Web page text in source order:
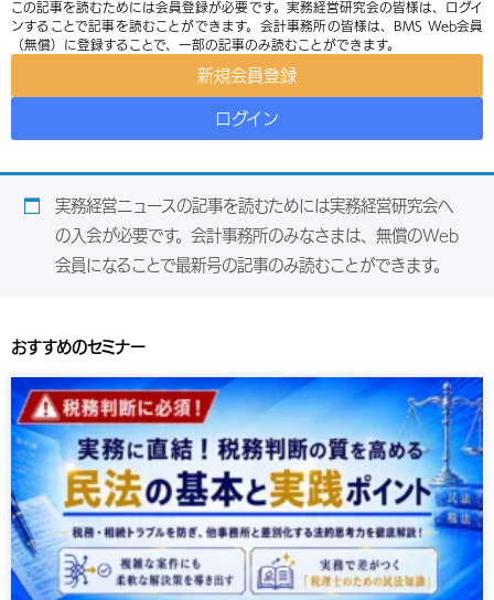
この記事を読むためには会員登録が必要です。実務経営研究会の皆様は、ログイ
ンすることで記事を読むことができます。会計事務所の皆様は、BMS Web会員
（無償）に登録することで、一部の記事のみ読むことができます。
新規会員登録
ログイン
実務経営ニュースの記事を読むためには実務経営研究会へ
の入会が必要です。会計事務所のみなさまは、無償のWeb
会員になることで最新号の記事のみ読むことができます。
おすすめのセミナー